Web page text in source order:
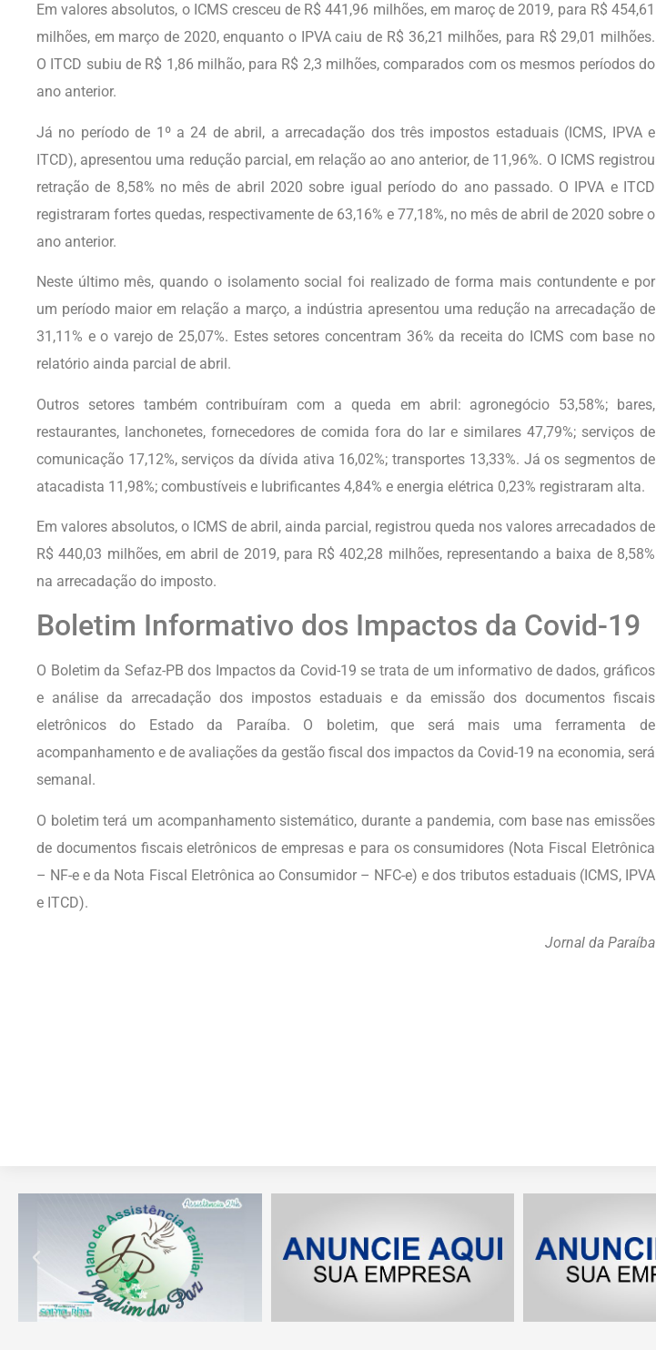
Em valores absolutos, o ICMS cresceu de R$ 441,96 milhões, em maroç de 2019, para R$ 454,61
milhões, em março de 2020, enquanto o IPVA caiu de R$ 36,21 milhões, para R$ 29,01 milhões.
O ITCD subiu de R$ 1,86 milhão, para R$ 2,3 milhões, comparados com os mesmos períodos do
ano anterior.
Já no período de 1º a 24 de abril, a arrecadação dos três impostos estaduais (ICMS, IPVA e
ITCD), apresentou uma redução parcial, em relação ao ano anterior, de 11,96%. O ICMS registrou
retração de 8,58% no mês de abril 2020 sobre igual período do ano passado. O IPVA e ITCD
registraram fortes quedas, respectivamente de 63,16% e 77,18%, no mês de abril de 2020 sobre o
ano anterior.
Neste último mês, quando o isolamento social foi realizado de forma mais contundente e por
um período maior em relação a março, a indústria apresentou uma redução na arrecadação de
31,11% e o varejo de 25,07%. Estes setores concentram 36% da receita do ICMS com base no
relatório ainda parcial de abril.
Outros setores também contribuíram com a queda em abril: agronegócio 53,58%; bares,
restaurantes, lanchonetes, fornecedores de comida fora do lar e similares 47,79%; serviços de
comunicação 17,12%, serviços da dívida ativa 16,02%; transportes 13,33%. Já os segmentos de
atacadista 11,98%; combustíveis e lubrificantes 4,84% e energia elétrica 0,23% registraram alta.
Em valores absolutos, o ICMS de abril, ainda parcial, registrou queda nos valores arrecadados de
R$ 440,03 milhões, em abril de 2019, para R$ 402,28 milhões, representando a baixa de 8,58%
na arrecadação do imposto.
Boletim Informativo dos Impactos da Covid-19
O Boletim da Sefaz-PB dos Impactos da Covid-19 se trata de um informativo de dados, gráficos
e análise da arrecadação dos impostos estaduais e da emissão dos documentos fiscais
eletrônicos do Estado da Paraíba. O boletim, que será mais uma ferramenta de
acompanhamento e de avaliações da gestão fiscal dos impactos da Covid-19 na economia, será
semanal.
O boletim terá um acompanhamento sistemático, durante a pandemia, com base nas emissões
de documentos fiscais eletrônicos de empresas e para os consumidores (Nota Fiscal Eletrônica
– NF-e e da Nota Fiscal Eletrônica ao Consumidor – NFC-e) e dos tributos estaduais (ICMS, IPVA
e ITCD).
Jornal da Paraíba